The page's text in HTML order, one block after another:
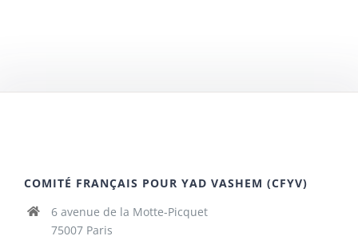
COMITÉ FRANÇAIS POUR YAD VASHEM (CFYV)
6 avenue de la Motte-Picquet
75007 Paris